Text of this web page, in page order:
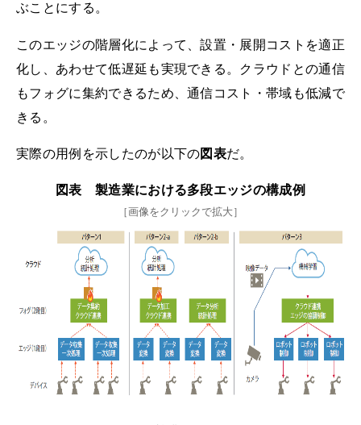
ぶことにする。
このエッジの階層化によって、設置・展開コストを適正
化し、あわせて低遅延も実現できる。クラウドとの通信
もフォグに集約できるため、通信コスト・帯域も低減で
きる。
実際の用例を示したのが以下の図表だ。
図表 製造業における多段エッジの構成例
［画像をクリックで拡大］